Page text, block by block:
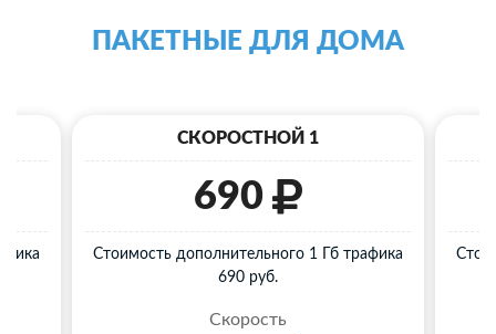
ПАКЕТНЫЕ ДЛЯ ДОМА
СКОРОСТНОЙ 1
690
Стоимость дополнительного 1 Гб трафика
690 руб.
Скорость